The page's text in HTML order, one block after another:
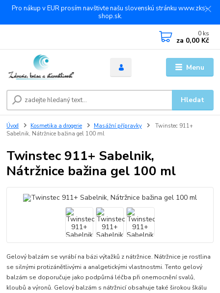
Pro nákup v EUR prosím navštivte našu slovenskú stránku www.zks-
shop.sk.
Menu
Hledat
0 ks
za 0,00 Kč
Úvod Kosmetika a drogerie Masážní přípravky
Twinstec 911+
Sabelnik, Nátržnice bažina gel 100 ml
Twinstec 911+ Sabelnik,
Nátržnice bažina gel 100 ml
Gelový balzám se vyrábí na bázi výtažků z nátržnice. Nátržnice je rostlina
se silnými protizánětlivými a analgetickými vlastnostmi. Tento gelový
balzám se doporučuje jako podpůrná léčba při onemocnění svalů,
kloubů a výronů. Gelový balzám s nátržnicí obsahuje také širokou škálu